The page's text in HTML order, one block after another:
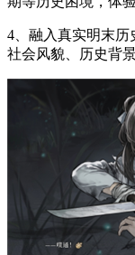
4、融入真实明末
社会风貌、历史背